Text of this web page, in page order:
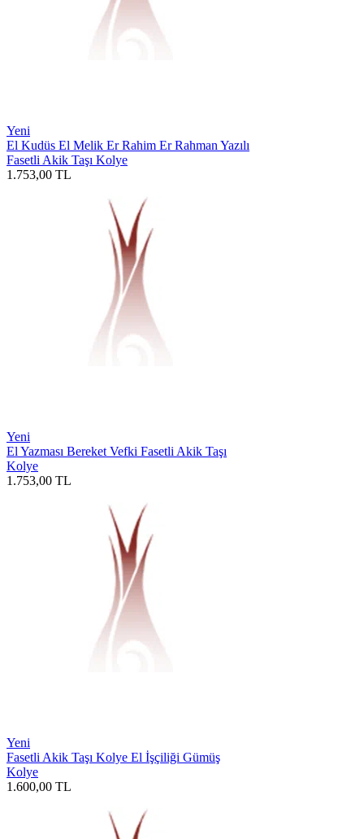
Yeni
El Kudüs El Melik Er Rahim Er Rahman Yazılı
Fasetli Akik Taşı Kolye
1.753,00 TL
Yeni
El Yazması Bereket Vefki Fasetli Akik Taşı
Kolye
1.753,00 TL
Yeni
Fasetli Akik Taşı Kolye El İşçiliği Gümüş
Kolye
1.600,00 TL